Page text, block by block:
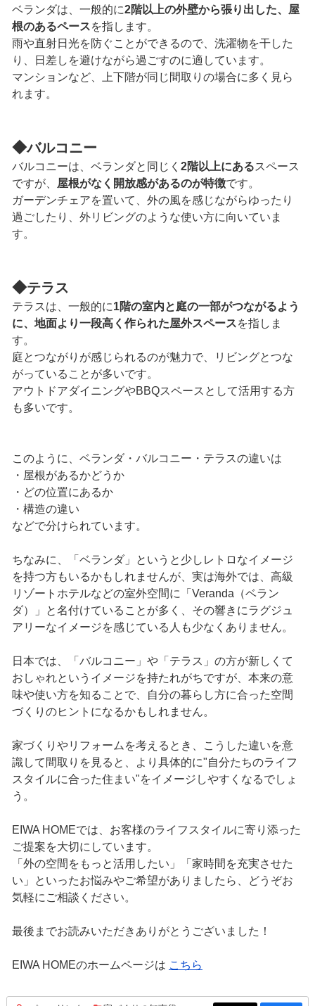
ベランダは、一般的に2階以上の外壁から張り出した、屋
根のあるペースを指します。
雨や直射日光を防ぐことができるので、洗濯物を干した
り、日差しを避けながら過ごすのに適しています。
マンションなど、上下階が同じ間取りの場合に多く見ら
れます。
◆バルコニー
バルコニーは、ベランダと同じく 2階以上にあるスペース
ですが、 屋根がなく開放感があるのが特徴です。
ガーデンチェアを置いて、外の風を感じながらゆったり
過ごしたり、外リビングのような使い方に向いていま
す。
◆テラス
テラスは、一般的に1階の室内と庭の一部がつながるよう
に、地面より一段高く作られた屋外スペースを指しま
す。
庭とつながりが感じられるのが魅力で、リビングとつな
がっていることが多いです。
アウトドアダイニングやBBQスペースとして活用する方
も多いです。
このように、ベランダ・バルコニー・テラスの違いは
・屋根があるかどうか
・どの位置にあるか
・構造の違い
などで分けられています。
ちなみに、「ベランダ」というと少しレトロなイメージ
を持つ方もいるかもしれませんが、実は海外では、高級
リゾートホテルなどの室外空間に「Veranda（ベラン
ダ）」と名付けていることが多く、その響きにラグジュ
アリーなイメージを感じている人も少なくありません。
日本では、「バルコニー」や「テラス」の方が新しくて
おしゃれというイメージを持たれがちですが、本来の意
味や使い方を知ることで、自分の暮らし方に合った空間
づくりのヒントになるかもしれません。
家づくりやリフォームを考えるとき、こうした違いを意
識して間取りを見ると、より具体的に"自分たちのライフ
スタイルに合った住まい"をイメージしやすくなるでしょ
う。
EIWA HOMEでは、お客様のライフスタイルに寄り添った
ご提案を大切にしています。
「外の空間をもっと活用したい」「家時間を充実させた
い」といったお悩みやご希望がありましたら、どうぞお
気軽にご相談ください。
最後までお読みいただきありがとうございました！
EIWA HOMEのホームページは こちら